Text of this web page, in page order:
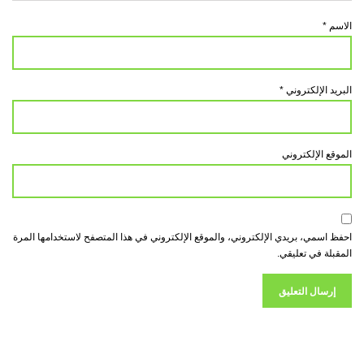
الاسم *
البريد الإلكتروني *
الموقع الإلكتروني
احفظ اسمي، بريدي الإلكتروني، والموقع الإلكتروني في هذا المتصفح لاستخدامها المرة
المقبلة في تعليقي.